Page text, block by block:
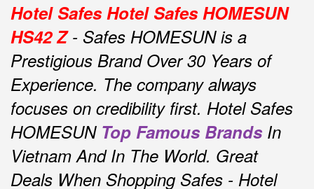
Hotel Safes Hotel Safes HOMESUN
HS42 Z- Safes HOMESUN is a
Prestigious Brand Over 30 Years of
Experience. The company always
focuses on credibility first. Hotel Safes
HOMESUN Top Famous Brands In
Vietnam And In The World. Great
Deals When Shopping Safes - Hotel